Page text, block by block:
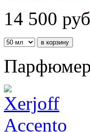
14 500 руб